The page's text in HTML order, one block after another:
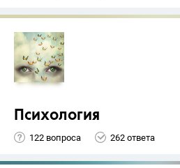
Психология
122 вопроса 262 ответа